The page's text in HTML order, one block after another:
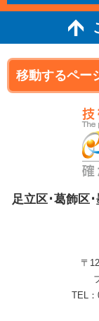
足立区･葛飾区
〒
TEL